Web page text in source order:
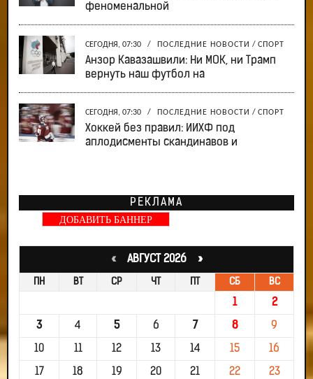
феноменальной
СЕГОДНЯ, 07:30 / ПОСЛЕДНИЕ НОВОСТИ / СПОРТ
Анзор Кавазашвили: Ни МОК, ни Трамп
вернуть наш футбол на
СЕГОДНЯ, 07:30 / ПОСЛЕДНИЕ НОВОСТИ / СПОРТ
Хоккей без правил: ИИХФ под
аплодисменты скандинавов и
РЕКЛАМА
ДОБАВИТЬ БАННЕР
«АВГУСТ 2026 »
ПН ВТ СР ЧТ ПТ СБ ВС
1 2
3 4 5 6 7 8 9
10 11 12 13 14 15 16
17 18 19 20 21 22 23